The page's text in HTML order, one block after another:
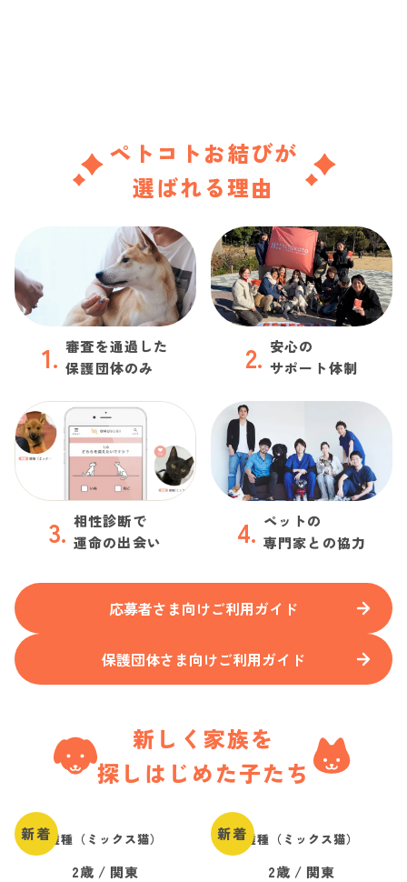
ペトコトお結びが
選ばれる理由
1. 審査を通過した
保護団体のみ
2. 安心の
サポート体制
3. 相性診断で
運命の出会い
4. ペットの
専門家との協力
応募者さま向けご利用ガイド
保護団体さま向けご利用ガイド
新しく家族を
探しはじめた子たち
新着雑種（ミックス猫）
2歳 / 関東
新着雑種（ミックス猫）
2歳 / 関東